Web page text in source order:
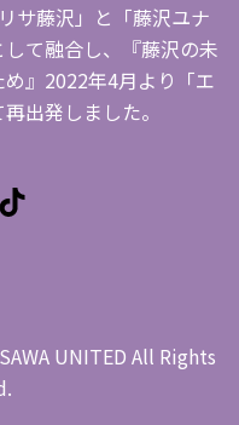
サ藤沢」と「藤沢ユナ
て融合し、『藤沢の未
』2022年4月より「エ
出発しました。
UNITED All Rights